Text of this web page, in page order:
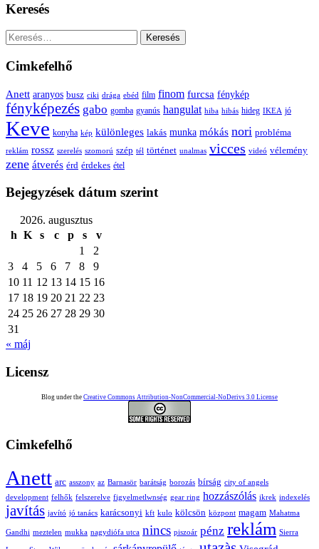
Keresés
Keresés:
Cimkefelhő
Anett aranyos busz ciki drága ebéd film finom furcsa fénykép
fényképezés gabo gomba gyanús hangulat hiba hibás hideg IKEA jó
Keve konyha kép különleges lakás munka mókás nori probléma
reklám rossz szerelés szomorú szép tél történet unalmas vicces videó vélemény
zene átverés érd érdekes étel
Bejegyzések dátum szerint
2026. augusztus
h K s c p s
v
1
2
3
4 5 6 7 8
9
10 11 12 13 14 15 16
17 18 19 20 21 22 23
24 25 26 27 28 29 30
31
« máj
Licensz
Blog under the Creative Commons Attribution-NonCommercial-NoDerivs 3.0 License
Cimkefelhő
Anett arc asszony az Barnasör barátság borozás bírság city of angels
development felhők felszerelve figyelmetlwnség gear ring hozzászólás ikrek indexelés
javítás javító jó tanács karácsonyi kft kulo kölcsön központ magam Mahatma
Gandhi meztelen mukka nagydiófa utca nincs piszoár pénz reklám Sierra